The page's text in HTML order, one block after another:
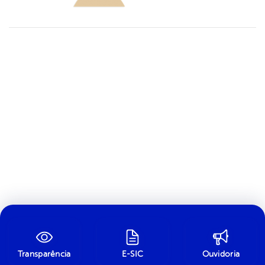
Transparência E-SIC Ouvidoria